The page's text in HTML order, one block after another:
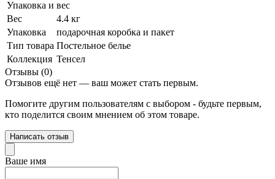
Упаковка и вес
Вес
4.4 кг
Упаковка
подарочная коробка и пакет
Тип товара Постельное белье
Коллекция Тенсел
Отзывы (0)
Отзывов ещё нет — ваш может стать первым.
Помогите другим пользователям с выбором - будьте первым,
кто поделится своим мнением об этом товаре.
Написать отзыв
Ваше имя